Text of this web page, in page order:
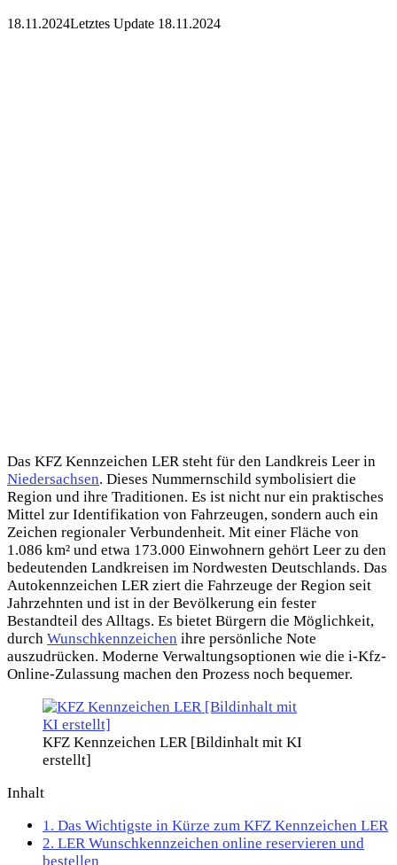
18.11.2024Letztes Update 18.11.2024
Das KFZ Kennzeichen LER steht für den Landkreis Leer in
Niedersachsen. Dieses Nummernschild symbolisiert die
Region und ihre Traditionen. Es ist nicht nur ein praktisches
Mittel zur Identifikation von Fahrzeugen, sondern auch ein
Zeichen regionaler Verbundenheit. Mit einer Fläche von
1.086 km² und etwa 173.000 Einwohnern gehört Leer zu den
bedeutenden Landkreisen im Nordwesten Deutschlands. Das
Autokennzeichen LER ziert die Fahrzeuge der Region seit
Jahrzehnten und ist in der Bevölkerung ein fester
Bestandteil des Alltags. Es bietet Bürgern die Möglichkeit,
durch Wunschkennzeichen ihre persönliche Note
auszudrücken. Moderne Verwaltungsoptionen wie die i-Kfz-
Online-Zulassung machen den Prozess noch bequemer.
KFZ Kennzeichen LER [Bildinhalt mit KI
erstellt]
Inhalt
1. Das Wichtigste in Kürze zum KFZ Kennzeichen LER
2. LER Wunschkennzeichen online reservieren und
bestellen